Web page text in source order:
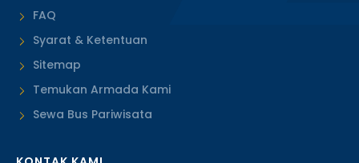
FAQ
Syarat & Ketentuan
Sitemap
Temukan Armada Kami
Sewa Bus Pariwisata